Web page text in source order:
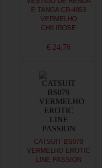
E TANGA CR-4853
VERMELHO
CHILIROSE
€ 24,76
CATSUIT BS079
VERMELHO EROTIC
LINE PASSION